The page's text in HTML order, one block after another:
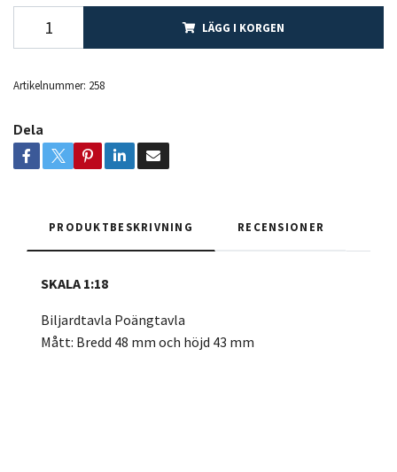
LÄGG I KORGEN
Artikelnummer: 258
Dela
PRODUKTBESKRIVNING RECENSIONER
SKALA 1:18
Biljardtavla Poängtavla
Mått: Bredd 48 mm och höjd 43 mm